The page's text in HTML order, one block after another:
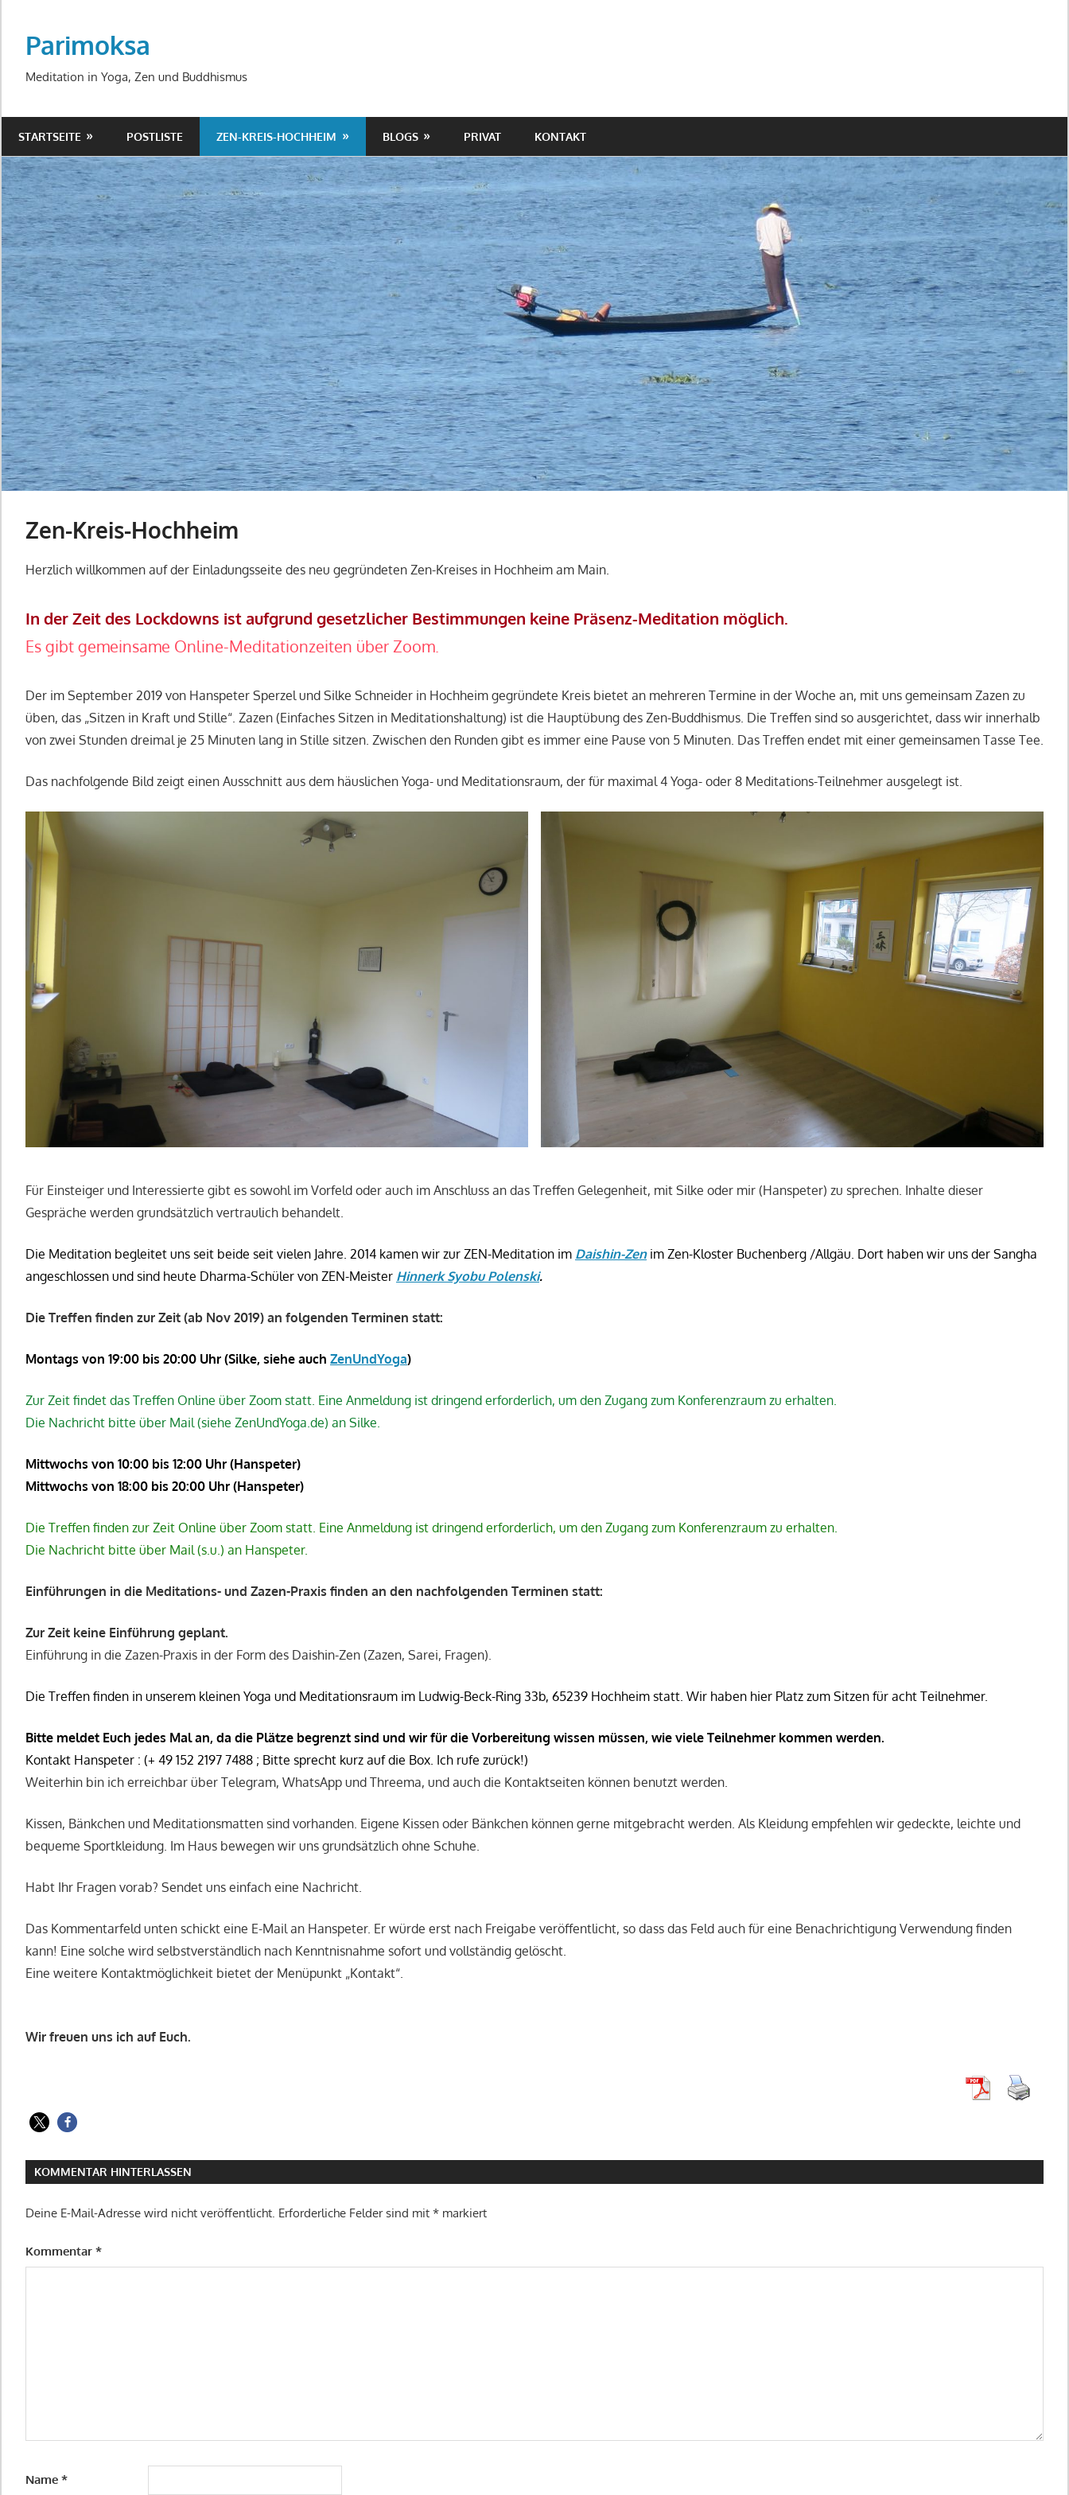
springenParimoksa
Meditation in Yoga, Zen und Buddhismus
STARTSEITE POSTLISTE ZEN-KREIS-HOCHHEIM BLOGS PRIVAT KONTAKT
Zen-Kreis-Hochheim
Herzlich willkommen auf der Einladungsseite des neu gegründeten Zen-Kreises in Hochheim am Main.
In der Zeit des Lockdowns ist aufgrund gesetzlicher Bestimmungen keine Präsenz-Meditation möglich.
Es gibt gemeinsame Online-Meditationzeiten über Zoom.
Der im September 2019 von Hanspeter Sperzel und Silke Schneider in Hochheim gegründete Kreis bietet an mehreren Termine in der Woche an, mit uns gemeinsam Zazen zu
üben, das „Sitzen in Kraft und Stille“. Zazen (Einfaches Sitzen in Meditationshaltung) ist die Hauptübung des Zen-Buddhismus. Die Treffen sind so ausgerichtet, dass wir innerhalb
von zwei Stunden dreimal je 25 Minuten lang in Stille sitzen. Zwischen den Runden gibt es immer eine Pause von 5 Minuten. Das Treffen endet mit einer gemeinsamen Tasse Tee.
Das nachfolgende Bild zeigt einen Ausschnitt aus dem häuslichen Yoga- und Meditationsraum, der für maximal 4 Yoga- oder 8 Meditations-Teilnehmer ausgelegt ist.
Für Einsteiger und Interessierte gibt es sowohl im Vorfeld oder auch im Anschluss an das Treffen Gelegenheit, mit Silke oder mir (Hanspeter) zu sprechen. Inhalte dieser
Gespräche werden grundsätzlich vertraulich behandelt.
Die Meditation begleitet uns seit beide seit vielen Jahre. 2014 kamen wir zur ZEN-Meditation im Daishin-Zenim Zen-Kloster Buchenberg /Allgäu. Dort haben wir uns der Sangha
angeschlossen und sind heute Dharma-Schüler von ZEN-Meister Hinnerk Syobu Polenski.
Die Treffen finden zur Zeit (ab Nov 2019) an folgenden Terminen statt:
Montags von 19:00 bis 20:00 Uhr (Silke, siehe auch ZenUndYoga)
Zur Zeit findet das Treffen Online über Zoom statt. Eine Anmeldung ist dringend erforderlich, um den Zugang zum Konferenzraum zu erhalten.
Die Nachricht bitte über Mail (siehe ZenUndYoga.de) an Silke.
Mittwochs von 10:00 bis 12:00 Uhr (Hanspeter)
Mittwochs von 18:00 bis 20:00 Uhr (Hanspeter)
Die Treffen finden zur Zeit Online über Zoom statt. Eine Anmeldung ist dringend erforderlich, um den Zugang zum Konferenzraum zu erhalten.
Die Nachricht bitte über Mail (s.u.) an Hanspeter.
Einführungen in die Meditations- und Zazen-Praxis finden an den nachfolgenden Terminen statt:
Zur Zeit keine Einführung geplant.
Einführung in die Zazen-Praxis in der Form des Daishin-Zen (Zazen, Sarei, Fragen).
Die Treffen finden in unserem kleinen Yoga und Meditationsraum im Ludwig-Beck-Ring 33b, 65239 Hochheim statt. Wir haben hier Platz zum Sitzen für acht Teilnehmer.
Bitte meldet Euch jedes Mal an, da die Plätze begrenzt sind und wir für die Vorbereitung wissen müssen, wie viele Teilnehmer kommen werden.
Kontakt Hanspeter : (+ 49 152 2197 7488 ; Bitte sprecht kurz auf die Box. Ich rufe zurück!)
Weiterhin bin ich erreichbar über Telegram, WhatsApp und Threema, und auch die Kontaktseiten können benutzt werden.
Kissen, Bänkchen und Meditationsmatten sind vorhanden. Eigene Kissen oder Bänkchen können gerne mitgebracht werden. Als Kleidung empfehlen wir gedeckte, leichte und
bequeme Sportkleidung. Im Haus bewegen wir uns grundsätzlich ohne Schuhe.
Habt Ihr Fragen vorab? Sendet uns einfach eine Nachricht.
Das Kommentarfeld unten schickt eine E-Mail an Hanspeter. Er würde erst nach Freigabe veröffentlicht, so dass das Feld auch für eine Benachrichtigung Verwendung finden
kann! Eine solche wird selbstverständlich nach Kenntnisnahme sofort und vollständig gelöscht.
Eine weitere Kontaktmöglichkeit bietet der Menüpunkt „Kontakt“.
Wir freuen uns ich auf Euch.
KOMMENTAR HINTERLASSEN
Deine E-Mail-Adresse wird nicht veröffentlicht. Erforderliche Felder sind mit * markiert
Kommentar *
Name *